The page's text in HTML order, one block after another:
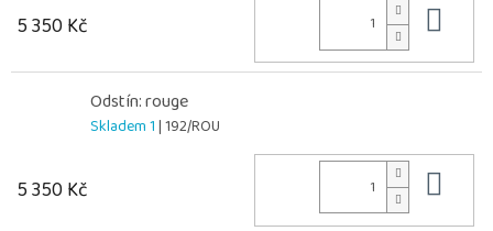
5 350 Kč
Odstín: rouge
Skladem 1| 192/ROU
5 350 Kč